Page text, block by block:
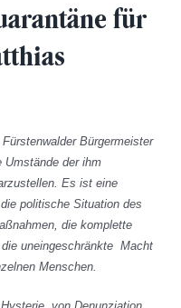
für
Bürgermeister
Umstände der ihm
Es ist eine
politische Situation des
die komplette
uneingeschränkte Macht
Menschen.